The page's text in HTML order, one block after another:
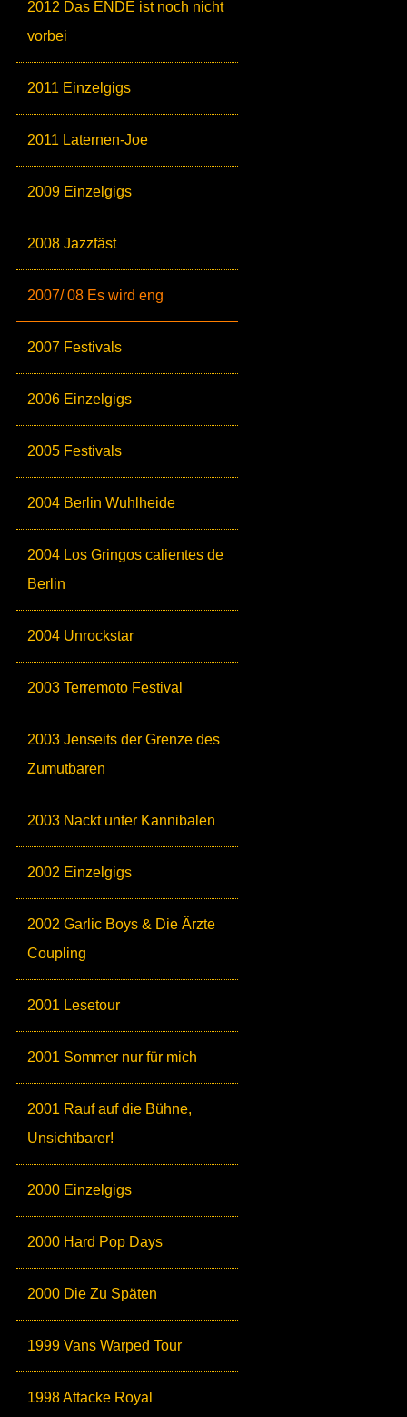
2012 Das ENDE ist noch nicht
vorbei
2011 Einzelgigs
2011 Laternen-Joe
2009 Einzelgigs
2008 Jazzfäst
2007/ 08 Es wird eng
2007 Festivals
2006 Einzelgigs
2005 Festivals
2004 Berlin Wuhlheide
2004 Los Gringos calientes de
Berlin
2004 Unrockstar
2003 Terremoto Festival
2003 Jenseits der Grenze des
Zumutbaren
2003 Nackt unter Kannibalen
2002 Einzelgigs
2002 Garlic Boys & Die Ärzte
Coupling
2001 Lesetour
2001 Sommer nur für mich
2001 Rauf auf die Bühne,
Unsichtbarer!
2000 Einzelgigs
2000 Hard Pop Days
2000 Die Zu Späten
1999 Vans Warped Tour
1998 Attacke Royal